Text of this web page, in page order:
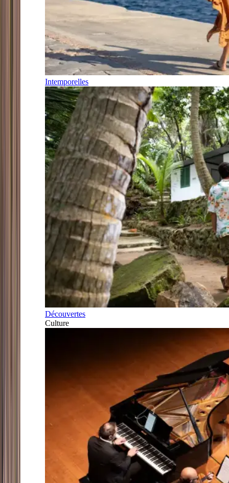
Intemporelles
Découvertes
Culture